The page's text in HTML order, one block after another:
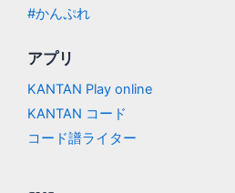
#かんぷれ
アプリ
KANTAN Play online
KANTAN コード
コード譜ライター